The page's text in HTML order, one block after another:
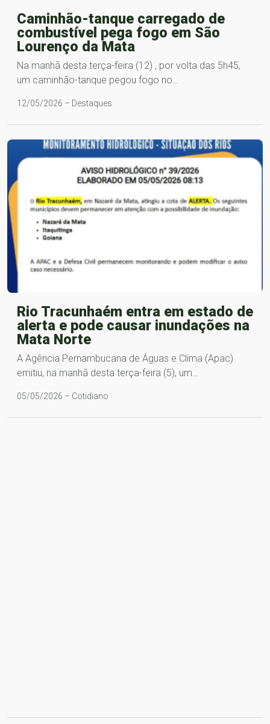
Caminhão-tanque carregado de
combustível pega fogo em São
Lourenço da Mata
Na manhã desta terça-feira (12) , por volta das 5h45,
um caminhão-tanque pegou fogo no…
12/05/2026 – Destaques
Rio Tracunhaém entra em estado de
alerta e pode causar inundações na
Mata Norte
A Agência Pernambucana de Águas e Clima (Apac)
emitiu, na manhã desta terça-feira (5), um…
05/05/2026 – Cotidiano